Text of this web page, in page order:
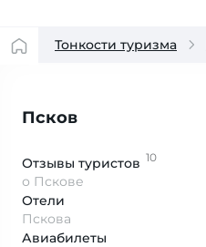
Тонкости туризма
Псков
Отзывы туристов 10
о Пскове
Отели
Пскова
Авиабилеты